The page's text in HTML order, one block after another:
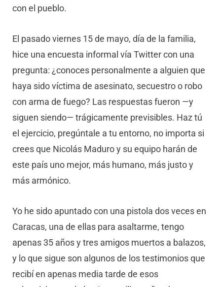
con el pueblo.
El pasado viernes 15 de mayo, día de la familia,
hice una encuesta informal vía Twitter con una
pregunta: ¿conoces personalmente a alguien que
haya sido víctima de asesinato, secuestro o robo
con arma de fuego? Las respuestas fueron —y
siguen siendo— trágicamente previsibles. Haz tú
el ejercicio, pregúntale a tu entorno, no importa si
crees que Nicolás Maduro y su equipo harán de
este país uno mejor, más humano, más justo y
más armónico.
Yo he sido apuntado con una pistola dos veces en
Caracas, una de ellas para asaltarme, tengo
apenas 35 años y tres amigos muertos a balazos,
y lo que sigue son algunos de los testimonios que
recibí en apenas media tarde de esos